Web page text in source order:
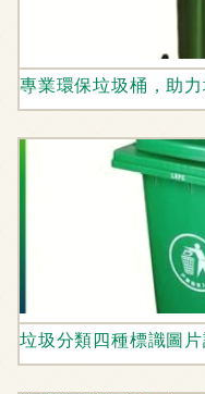
專業環保垃圾桶，助
垃圾分類四種標識圖